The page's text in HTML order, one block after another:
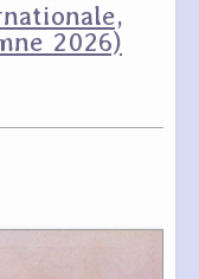
2026)